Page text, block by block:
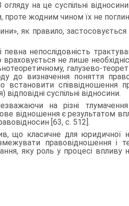
огляду на це суспільні
проте жодним чином їх не
як правило,
певна непослідовність
не лише
галузево-
до визначення поняття
встановити співвідношення
сус­пільні відносини.
на різні
відношення є результатом
[63, с. 512].
що класичне для юри­дичної
правовідношення і
яку роль у процесі